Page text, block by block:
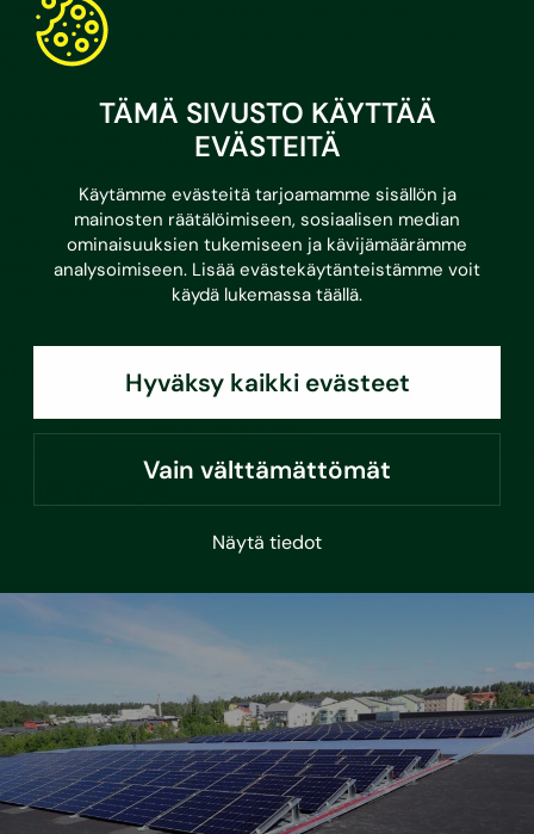
TÄMÄ SIVUSTO KÄYTTÄÄ
EVÄSTEITÄ
Käytämme evästeitä tarjoamamme sisällön ja
mainosten räätälöimiseen, sosiaalisen median
ominaisuuksien tukemiseen ja kävijämäärämme
analysoimiseen. Lisää evästekäytänteistämme voit
käydä lukemassa täällä.
Hyväksy kaikki evästeet
Vain välttämättömät
Näytä tiedot
kiinteistön arvoa, kun yritykset arvostavat kestävää
toimintaa ja vaativat myös toimitiloiltaan vastuullista
toimintaa.
”On hienoa olla tukemassa Spondaa heidän
vastuullisuustavoitteidensa saavuttamisessa.
Ympäristösertifioinnit ovat riippumaton osoitus
vastuullisuusnäkökulmien huomioimisessa kiinteistöissä ja
ohjaavat laaja-alaisesti sekä rakentamisen käytäntöjä että
ylläpidon toimintamalleja vastuullisempaan suuntaan”,
toteaa Susteran Energia- ja vastuullisuuspalveluiden
Konsta Tuokko.
Artikkelin kuva: Sponda
Liittyvät palvelut
Ympäristö- ja vastuullisuuspalvelut
Lue myös